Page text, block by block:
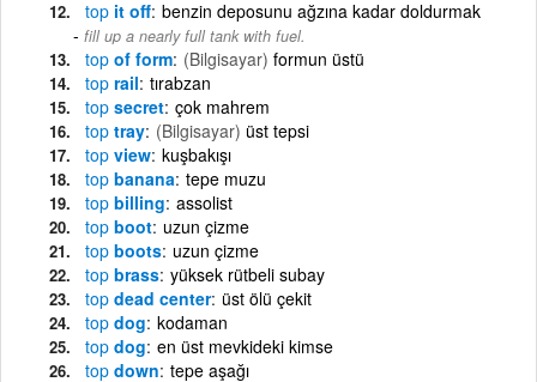
top it off benzin deposunu ağzına kadar doldurmak
fill up a nearly full tank with fuel.
top of form (Bilgisayar) formun üstü
top rail tırabzan
top secret çok mahrem
top tray (Bilgisayar) üst tepsi
top view kuşbakışı
top banana tepe muzu
top billing assolist
top boot uzun çizme
top boots uzun çizme
top brass yüksek rütbeli subay
top dead center üst ölü çekit
top dog kodaman
top dog en üst mevkideki kimse
top down tepe aşağı